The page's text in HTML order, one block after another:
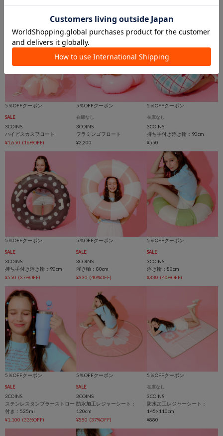
¥550
¥550 (37%OFF)
¥550
5％OFFクーポン
SALE
3COINS
ハイビスカスフロート
¥1,650 (16%OFF)
5％OFFクーポン
在庫なし
3COINS
フラミンゴフロート
¥2,200
5％OFFクーポン
在庫なし
3COINS
持ち手付き浮き輪：90cm
¥550
5％OFFクーポン
SALE
3COINS
持ち手付き浮き輪：90cm
¥550 (37%OFF)
5％OFFクーポン
SALE
3COINS
浮き輪：80cm
¥330 (40%OFF)
5％OFFクーポン
SALE
3COINS
浮き輪：80cm
¥330 (40%OFF)
5％OFFクーポン
SALE
3COINS
ステンレスタンブラーストロー
付き：525ml
¥1,100 (33%OFF)
5％OFFクーポン
SALE
3COINS
防水加工レジャーシート：
120cm
¥550 (37%OFF)
5％OFFクーポン
在庫なし
3COINS
防水加工レジャーシート：
145×110cm
¥880